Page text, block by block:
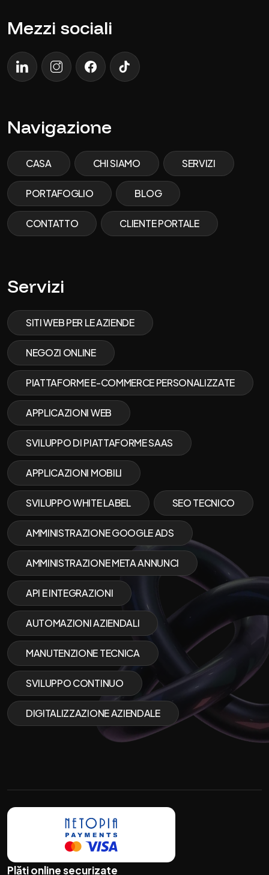
Mezzi sociali
LinkedInInstagramFacebookTikTok
Navigazione
CASA CHI SIAMO SERVIZI
PORTAFOGLIO BLOG
CONTATTO CLIENTE PORTALE
Servizi
SITI WEB PER LE AZIENDE
NEGOZI ONLINE
PIATTAFORME E-COMMERCE PERSONALIZZATE
APPLICAZIONI WEB
SVILUPPO DI PIATTAFORME SAAS
APPLICAZIONI MOBILI
SVILUPPO WHITE LABEL SEO TECNICO
AMMINISTRAZIONE GOOGLE ADS
AMMINISTRAZIONE META ANNUNCI
API E INTEGRAZIONI
AUTOMAZIONI AZIENDALI
MANUTENZIONE TECNICA
SVILUPPO CONTINUO
DIGITALIZZAZIONE AZIENDALE
Plăți online securizate